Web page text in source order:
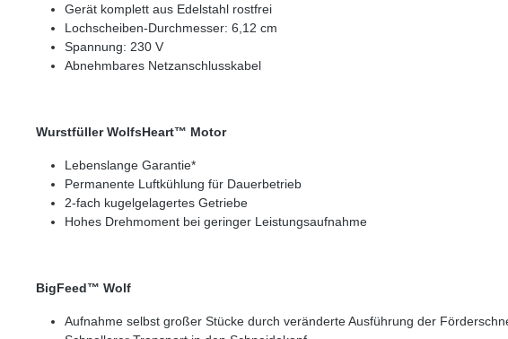
Gerät komplett aus Edelstahl rostfrei
Lochscheiben-Durchmesser: 6,12 cm
Spannung: 230 V
Abnehmbares Netzanschlusskabel
Wurstfüller WolfsHeart™ Motor
Lebenslange Garantie*
Permanente Luftkühlung für Dauerbetrieb
2-fach kugelgelagertes Getriebe
Hohes Drehmoment bei geringer Leistungsaufnahme
BigFeed™ Wolf
Aufnahme selbst großer Stücke durch veränderte Ausführung der